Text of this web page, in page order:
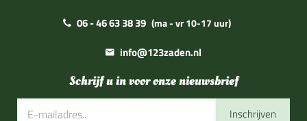
06 - 46 63 38 39 (ma - vr 10-17 uur)
info@123zaden.nl
Schrijf u in voor onze nieuwsbrief
Inschrijven